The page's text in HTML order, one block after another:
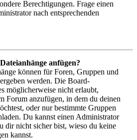
Berechtigungen. Frage einen
nach entsprechenden
anfügen?
können für Foren, Gruppen und
werden. Die Board-
möglicherweise nicht erlaubt,
Forum anzufügen, in dem du deinen
oder nur bestimmte Gruppen
Du kannst einen Administrator
dir nicht sicher bist, wieso du keine
kannst.